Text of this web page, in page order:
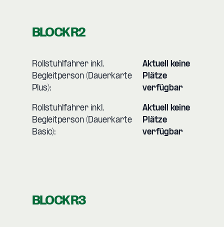
BLOCK R2
Rollstuhlfahrer inkl.
Begleitperson (Dauerkarte
Plus):
Aktuell keine
Plätze
verfügbar
Rollstuhlfahrer inkl.
Begleitperson (Dauerkarte
Basic):
Aktuell keine
Plätze
verfügbar
BLOCK R3